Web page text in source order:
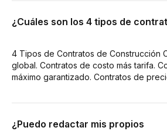
¿Cuáles son los 4 tipos de
4 Tipos de Contratos de Construcción
global. Contratos de costo más tarifa.
máximo garantizado. Contratos de
¿Puedo redactar mis propios